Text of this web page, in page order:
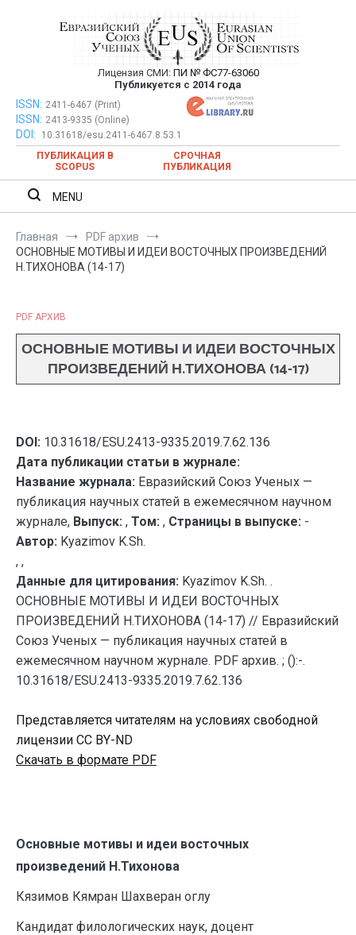
Евразийский Союз Ученых —
публикация научных статей в
ежемесячном научном журнале
Лицензия СМИ: ПИ № ФС77-63060
Публикуется с 2014 года
Евразийский Союз Ученых — публикация научных статей в
ежемесячном научном журнале
ISSN: 2411-6467 (Print)
ISSN: 2413-9335 (Online)
DOI:
10.31618/esu.2411-6467.8.53.1
ПУБЛИКАЦИЯ В
SCOPUS
СРОЧНАЯ
ПУБЛИКАЦИЯ
MENU
Главная
PDF архив
ОСНОВНЫЕ МОТИВЫ И ИДЕИ ВОСТОЧНЫХ ПРОИЗВЕДЕНИЙ
Н.ТИХОНОВА (14-17)
PDF АРХИВ
ОСНОВНЫЕ МОТИВЫ И ИДЕИ ВОСТОЧНЫХ
ПРОИЗВЕДЕНИЙ Н.ТИХОНОВА (14-17)
DOI: 10.31618/ESU.2413-9335.2019.7.62.136
Дата публикации статьи в журнале:
Название журнала: Евразийский Союз Ученых —
публикация научных статей в ежемесячном научном
журнале, Выпуск: , Том: , Страницы в выпуске: -
Автор: Kyazimov K.Sh.
, ,
Данные для цитирования: Kyazimov K.Sh. .
ОСНОВНЫЕ МОТИВЫ И ИДЕИ ВОСТОЧНЫХ
ПРОИЗВЕДЕНИЙ Н.ТИХОНОВА (14-17) // Евразийский
Союз Ученых — публикация научных статей в
ежемесячном научном журнале. PDF архив. ; ():-.
10.31618/ESU.2413-9335.2019.7.62.136
Представляется читателям на условиях свободной
лицензии CC BY-ND
Скачать в формате PDF
Основные мотивы и идеи восточных
произведений Н.Тихонова
Кязимов Кямран Шахверан оглу
Кандидат филологических наук, доцент